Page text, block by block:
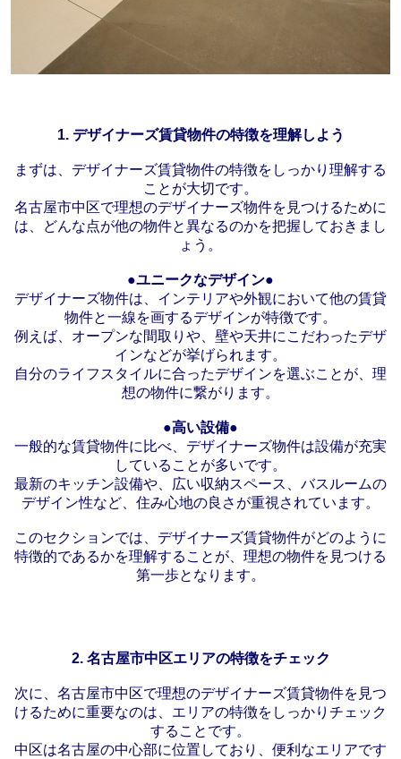
1. デザイナーズ賃貸物件の特徴を理解しよう
まずは、デザイナーズ賃貸物件の特徴をしっかり理解する
ことが大切です。
名古屋市中区で理想のデザイナーズ物件を見つけるために
は、どんな点が他の物件と異なるのかを把握しておきまし
ょう。
●ユニークなデザイン●
デザイナーズ物件は、インテリアや外観において他の賃貸
物件と一線を画するデザインが特徴です。
例えば、オープンな間取りや、壁や天井にこだわったデザ
インなどが挙げられます。
自分のライフスタイルに合ったデザインを選ぶことが、理
想の物件に繋がります。
●高い設備●
一般的な賃貸物件に比べ、デザイナーズ物件は設備が充実
していることが多いです。
最新のキッチン設備や、広い収納スペース、バスルームの
デザイン性など、住み心地の良さが重視されています。
このセクションでは、デザイナーズ賃貸物件がどのように
特徴的であるかを理解することが、理想の物件を見つける
第一歩となります。
2. 名古屋市中区エリアの特徴をチェック
次に、名古屋市中区で理想のデザイナーズ賃貸物件を見つ
けるために重要なのは、エリアの特徴をしっかりチェック
することです。
中区は名古屋の中心部に位置しており、便利なエリアです